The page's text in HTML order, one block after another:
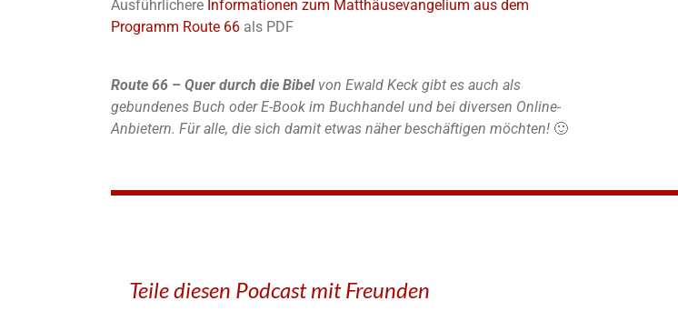
Ausführlichere Informationen zum Matthäusevangelium aus dem
Programm Route 66 als PDF
Route 66 – Quer durch die Bibel von Ewald Keck gibt es auch als
gebundenes Buch oder E-Book im Buchhandel und bei diversen Online-
Anbietern. Für alle, die sich damit etwas näher beschäftigen möchten! 🙂
Teile diesen Podcast mit Freunden